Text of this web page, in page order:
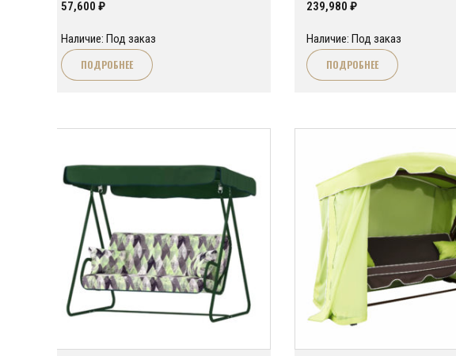
57,600 ₽
Наличие: Под заказ
ПОДРОБНЕЕ
239,980 ₽
Наличие: Под заказ
ПОДРОБНЕЕ